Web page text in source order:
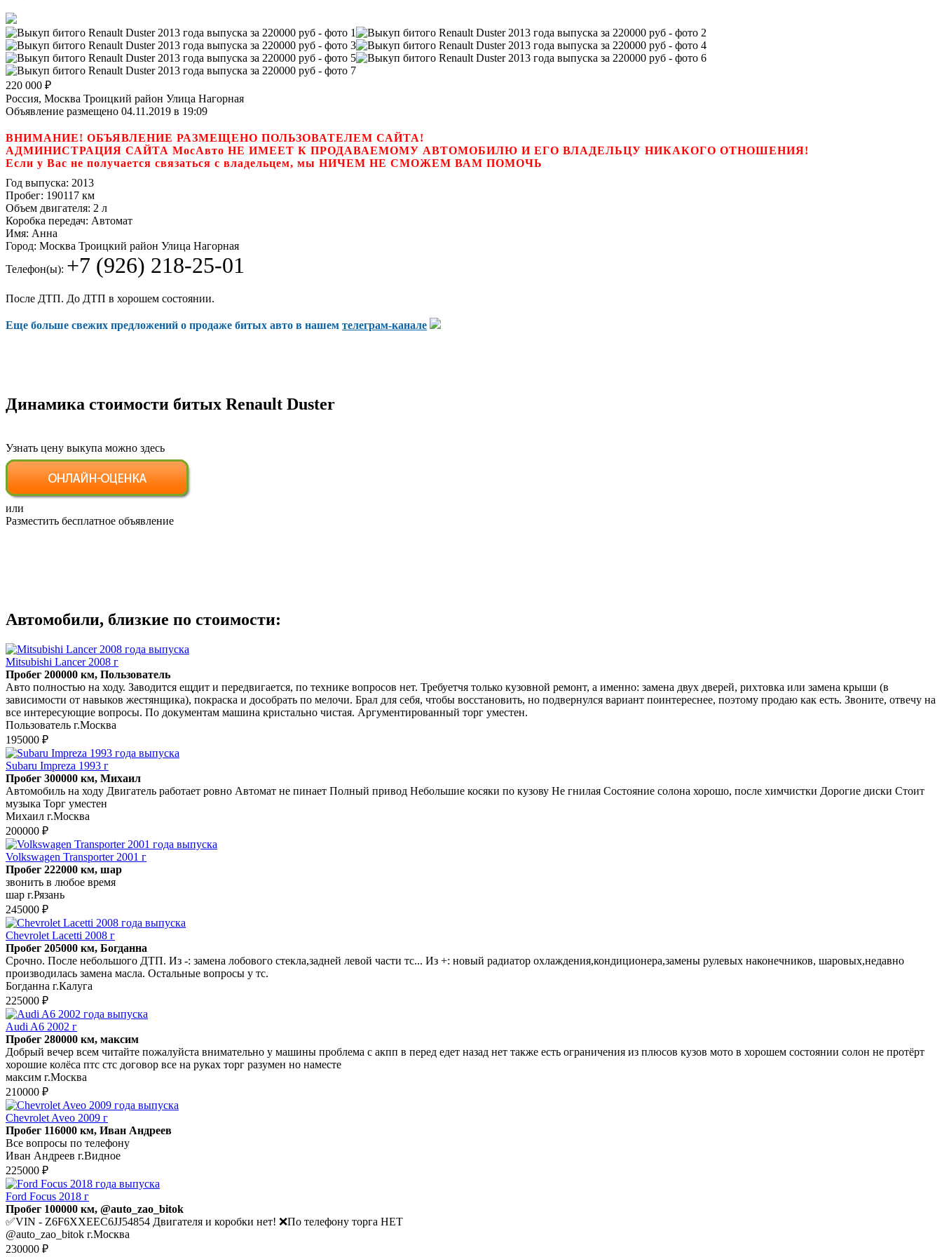
220 000 ₽
Россия, Москва Троицкий район Улица Нагорная
Объявление размещено 04.11.2019 в 19:09
ВНИМАНИЕ! ОБЪЯВЛЕНИЕ РАЗМЕЩЕНО ПОЛЬЗОВАТЕЛЕМ САЙТА!
АДМИНИСТРАЦИЯ САЙТА МосАвто НЕ ИМЕЕТ К ПРОДАВАЕМОМУ АВТОМОБИЛЮ И ЕГО ВЛАДЕЛЬЦУ НИКАКОГО ОТНОШЕНИЯ!
Если у Вас не получается связаться с владельцем, мы НИЧЕМ НЕ СМОЖЕМ ВАМ ПОМОЧЬ
Год выпуска: 2013
Пробег: 190117 км
Объем двигателя: 2 л
Коробка передач: Автомат
Имя: Анна
Город: Москва Троицкий район Улица Нагорная
Телефон(ы): +7 (926) 218-25-01
После ДТП. До ДТП в хорошем состоянии.
Еще больше свежих предложений о продаже битых авто в нашем телеграм-канале
Динамика стоимости битых Renault Duster
Узнать цену выкупа можно здесь
или
Разместить бесплатное объявление
Автомобили, близкие по стоимости:
Mitsubishi Lancer 2008 г
Пробег 200000 км, Пользователь
Авто полностью на ходу. Заводится ещдит и передвигается, по технике вопросов нет. Требуетчя только кузовной ремонт, а именно: замена двух дверей, рихтовка или замена крыши (в
зависимости от навыков жестянщика), покраска и дособрать по мелочи. Брал для себя, чтобы восстановить, но подвернулся вариант поинтереснее, поэтому продаю как есть. Звоните, отвечу на
все интересующие вопросы. По документам машина кристально чистая. Аргументированный торг уместен.
Пользователь г.Москва
195000 ₽
Subaru Impreza 1993 г
Пробег 300000 км, Михаил
Автомобиль на ходу Двигатель работает ровно Автомат не пинает Полный привод Небольшие косяки по кузову Не гнилая Состояние солона хорошо, после химчистки Дорогие диски Стоит
музыка Торг уместен
Михаил г.Москва
200000 ₽
Volkswagen Transporter 2001 г
Пробег 222000 км, шар
звонить в любое время
шар г.Рязань
245000 ₽
Chevrolet Lacetti 2008 г
Пробег 205000 км, Богданна
Срочно. После небольшого ДТП. Из -: замена лобового стекла,задней левой части тс... Из +: новый радиатор охлаждения,кондиционера,замены рулевых наконечников, шаровых,недавно
производилась замена масла. Остальные вопросы у тс.
Богданна г.Калуга
225000 ₽
Audi A6 2002 г
Пробег 280000 км, максим
Добрый вечер всем читайте пожалуйста внимательно у машины проблема с акпп в перед едет назад нет также есть ограничения из плюсов кузов мото в хорошем состоянии солон не протёрт
хорошие колёса птс стс договор все на руках торг разумен но наместе
максим г.Москва
210000 ₽
Chevrolet Aveo 2009 г
Пробег 116000 км, Иван Андреев
Все вопросы по телефону
Иван Андреев г.Видное
225000 ₽
Ford Focus 2018 г
Пробег 100000 км, @auto_zao_bitok
✅VIN - Z6F6XXEEC6JJ54854 Двигателя и коробки нет! ❌По телефону торга НЕТ
@auto_zao_bitok г.Москва
230000 ₽